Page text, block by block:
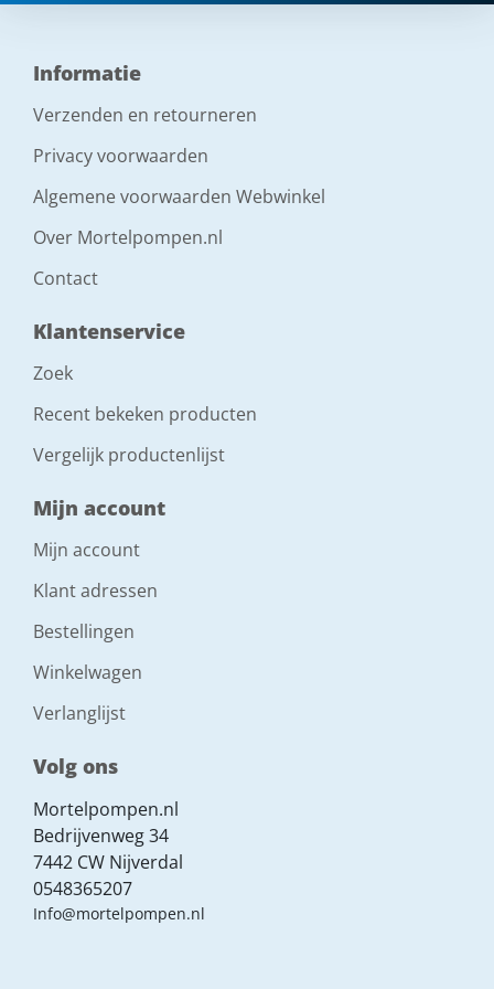
3/4" waterslang, Geka
minimale waterdruk (bar)
afmetingen lxbxh (mm)
1700x440x470
gewicht (kg)
circa 85
Informatie
Verzenden en retourneren
Privacy voorwaarden
Algemene voorwaarden Webwinkel
Over Mortelpompen.nl
Contact
Klantenservice
Zoek
Recent bekeken producten
Vergelijk productenlijst
Mijn account
Mijn account
Klant adressen
Bestellingen
Winkelwagen
Verlanglijst
Volg ons
Mortelpompen.nl
Bedrijvenweg 34
7442 CW Nijverdal
0548365207
Info@mortelpompen.nl